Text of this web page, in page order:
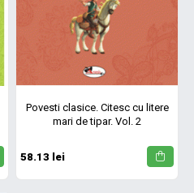
Povesti clasice. Citesc cu litere
mari de tipar. Vol. 2
58.13 lei